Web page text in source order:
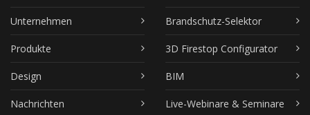
Unternehmen
Produkte
Design
Nachrichten
Brandschutz-Selektor
3D Firestop Configurator
BIM
Live-Webinare & Seminare